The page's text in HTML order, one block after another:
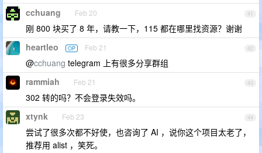
41
cchuang Feb 20
刚 800 块买了 8 年，请教一下，115 都在哪里找资源？谢谢
42
heartleo OP Feb 21
@cchuang telegram 上有很多分享群组
43
rammiah Feb 21
302 转的吗？不会登录失效吗。
44
xtynk Feb 23
尝试了很多次都不好使，也咨询了 AI ，说你这个项目太老了，
推荐用 alist ，笑死。